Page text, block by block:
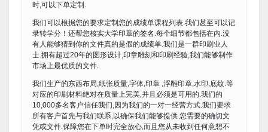
时,可以下单定制.
我们可以根据您的要求定制您的成绩单课程列表.我们甚至可以记
录转学分！还帮您核实大学印章的签名.每个细节都包括在内.没
有人能够猜到你的文件真的是假的成绩单.我们是一群印刷业人
士.拥有超过20年的图形设计,印章雕刻和印刷经验,我们能够制作
市场上最优质的文件.
我们生产的东西布局,纸张质量,字体,印章 ,浮雕印章,水印,底纹.等
对应的印刷材料绝对在质量上完美,并且必须是可用的.我们的
10,000多名客户信任我们,因为我们的一对一经营方式.我们要求
所有客户首先与我们联系,以确保我们能够提供 您需要的确切文
凭或文件.保障您在下单时完全放心,而且您从未收到任何意想不